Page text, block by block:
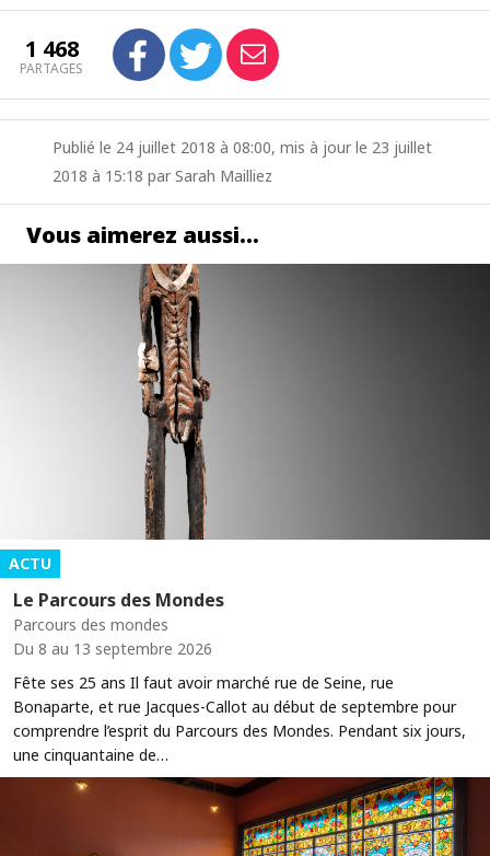
1 468
PARTAGES
Publié le 24 juillet 2018 à 08:00, mis à jour le 23 juillet
2018 à 15:18 par Sarah Mailliez
Vous aimerez aussi…
ACTU
Le Parcours des Mondes
Parcours des mondes
Du 8 au 13 septembre 2026
Fête ses 25 ans Il faut avoir marché rue de Seine, rue
Bonaparte, et rue Jacques-Callot au début de septembre pour
comprendre l’esprit du Parcours des Mondes. Pendant six jours,
une cinquantaine de…